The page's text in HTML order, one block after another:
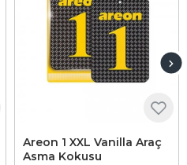
Areon 1 XXL Vanilla Araç
Asma Kokusu